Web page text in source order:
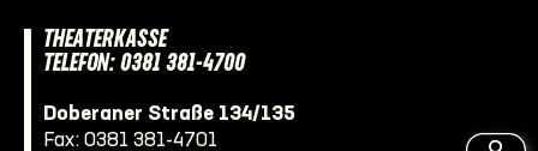
THEATERKASSE
TELEFON: 0381 381-4700
Doberaner Straße 134/135
Fax: 0381 381-4701